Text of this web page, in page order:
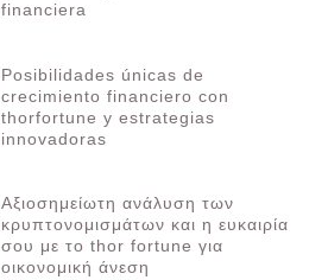
financiera
Posibilidades únicas de
crecimiento financiero con
thorfortune y estrategias
innovadoras
Αξιοσημείωτη ανάλυση των
κρυπτονομισμάτων και η ευκαιρία
σου με το thor fortune για
οικονομική άνεση